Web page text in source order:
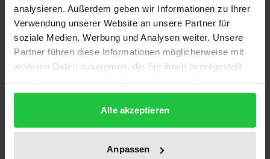
analysieren. Außerdem geben wir Informationen zu Ihrer
Verwendung unserer Website an unsere Partner für
soziale Medien, Werbung und Analysen weiter. Unsere
Partner führen diese Informationen möglicherweise mit
weiteren Daten zusammen, die Sie ihnen bereitgestellt
gesammelt haben.
Alle akzeptieren
Anpassen
regionale Konflikte verhindern oder bewältigen
wollen. Die Europäische Union als
Regionalorganisation im Sinne von Kapitel VIII VN-
Charta kann hierzu operative Beiträge im Rahmen
der in der Charta vorgesehenen Möglichkeiten
leisten.
Der Verfasser erläutert zunächst die rechtlichen
Möglichkeiten der EU, mit Hilfe der Verfahren und